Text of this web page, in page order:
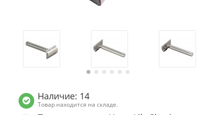
Наличие: 14
Товар находится на складе.